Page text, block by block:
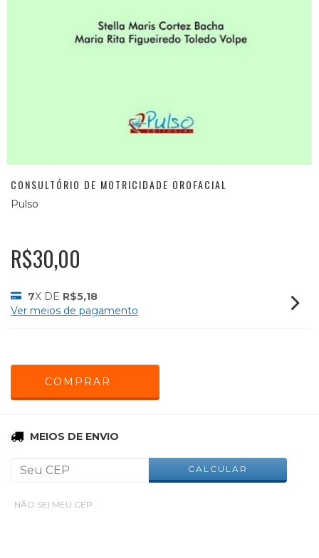
CONSULTÓRIO DE MOTRICIDADE OROFACIAL
Pulso
R$30,00
7X DE R$5,18
Ver meios de pagamento
MEIOS DE ENVIO
CALCULAR
NÃO SEI MEU CEP